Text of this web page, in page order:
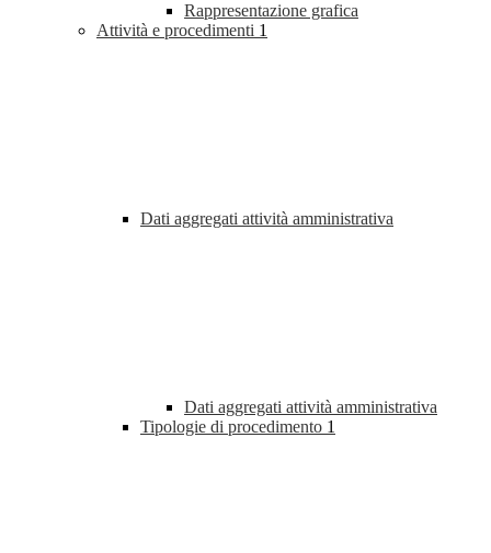
Rappresentazione grafica
Attività e procedimenti 1
Dati aggregati attività amministrativa
Dati aggregati attività amministrativa
Tipologie di procedimento 1